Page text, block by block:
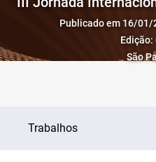
Publicado em 16/01/
São
Trabalhos